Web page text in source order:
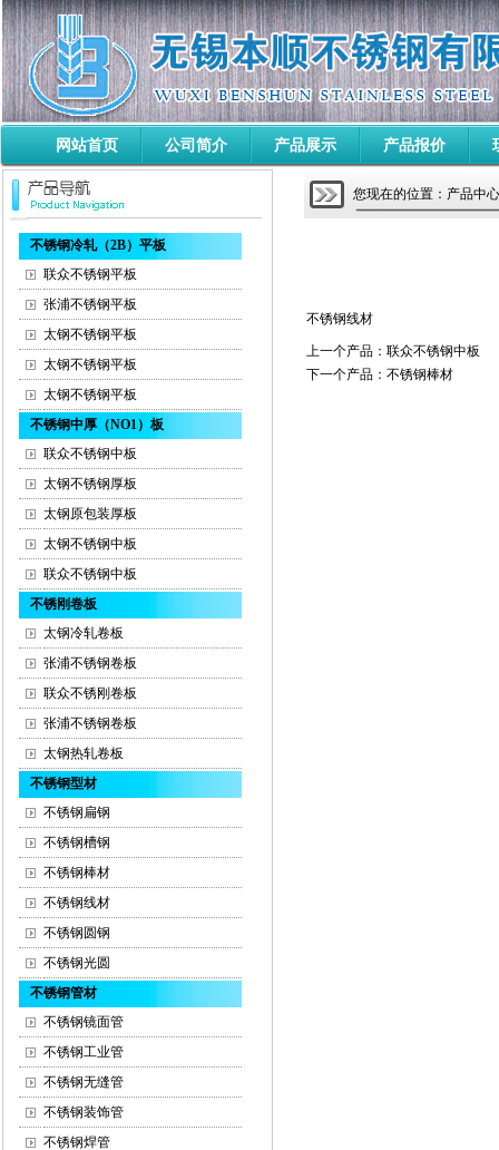
网站首页 公司简介 产品展示 产品报价
不锈钢冷轧（2B）平板
联众不锈钢平板
张浦不锈钢平板
太钢不锈钢平板
太钢不锈钢平板
太钢不锈钢平板
不锈钢中厚（NO1）板
联众不锈钢中板
太钢不锈钢厚板
太钢原包装厚板
太钢不锈钢中板
联众不锈钢中板
不锈刚卷板
太钢冷轧卷板
张浦不锈钢卷板
联众不锈刚卷板
张浦不锈钢卷板
太钢热轧卷板
不锈钢型材
不锈钢扁钢
不锈钢槽钢
不锈钢棒材
不锈钢线材
不锈钢圆钢
不锈钢光圆
不锈钢管材
不锈钢镜面管
不锈钢工业管
不锈钢无缝管
不锈钢装饰管
不锈钢焊管
您现在的位置：产品中
不锈钢线材
上一个产品： 联众不锈钢中板
下一个产品： 不锈钢棒材